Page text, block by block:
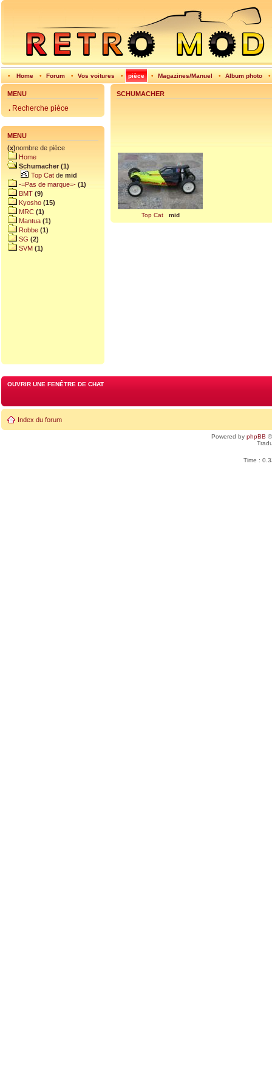
• Home • Forum • Vos voitures • pièce • Magazines/Manuel • Album photo •
MENU
. Recherche pièce
MENU
(x)nombre de pièce
Home
Schumacher (1)
Top Cat de mid
-=Pas de marque=- (1)
BMT (9)
Kyosho (15)
MRC (1)
Mantua (1)
Robbe (1)
SG (2)
SVM (1)
SCHUMACHER
Top Cat mid
OUVRIR UNE FENÊTRE DE CHAT
Index du forum
Powered by phpBB
Time :